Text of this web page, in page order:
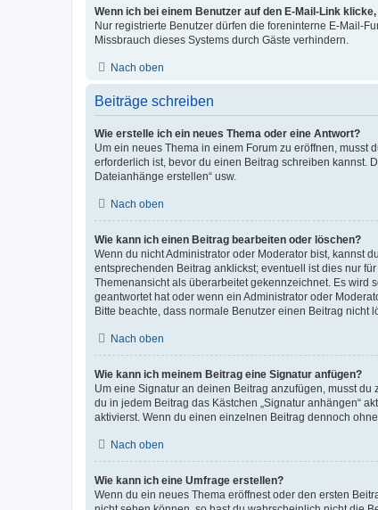
Wenn ich bei einem Benutzer auf den E-Mail-Link
Nur registrierte Benutzer dürfen die foreninterne E-Mail-
Missbrauch dieses Systems durch Gäste verhindern.
Nach oben
Beiträge schreiben
Wie erstelle ich ein neues Thema oder eine Antwort?
Um ein neues Thema in einem Forum zu eröffnen, musst
erforderlich ist, bevor du einen Beitrag schreiben kannst.
Dateianhänge erstellen“ usw.
Nach oben
Wie kann ich einen Beitrag bearbeiten oder löschen?
Wenn du nicht Administrator oder Moderator bist, kannst
entsprechenden Beitrag anklickst; eventuell ist dies nur
Themenansicht als überarbeitet gekennzeichnet. Es wird
geantwortet hat oder wenn ein Administrator oder
Bitte beachte, dass normale Benutzer einen Beitrag nicht
Nach oben
Wie kann ich meinem Beitrag eine Signatur anfügen?
Um eine Signatur an deinen Beitrag anzufügen, musst
du in jedem Beitrag das Kästchen „Signatur anhängen“
aktivierst. Wenn du einen einzelnen Beitrag dennoch
Nach oben
Wie kann ich eine Umfrage erstellen?
Wenn du ein neues Thema eröffnest oder den ersten